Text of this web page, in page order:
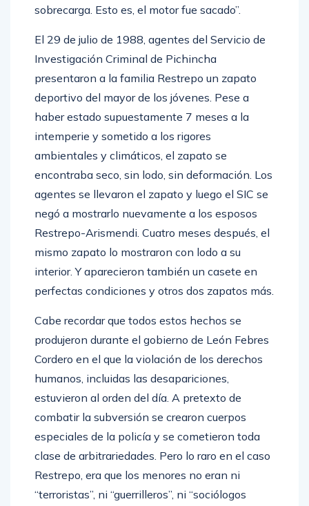
sobrecarga. Esto es, el motor fue sacado”.
El 29 de julio de 1988, agentes del Servicio de
Investigación Criminal de Pichincha
presentaron a la familia Restrepo un zapato
deportivo del mayor de los jóvenes. Pese a
haber estado supuestamente 7 meses a la
intemperie y sometido a los rigores
ambientales y climáticos, el zapato se
encontraba seco, sin lodo, sin deformación. Los
agentes se llevaron el zapato y luego el SIC se
negó a mostrarlo nuevamente a los esposos
Restrepo-Arismendi. Cuatro meses después, el
mismo zapato lo mostraron con lodo a su
interior. Y aparecieron también un casete en
perfectas condiciones y otros dos zapatos más.
Cabe recordar que todos estos hechos se
produjeron durante el gobierno de León Febres
Cordero en el que la violación de los derechos
humanos, incluidas las desapariciones,
estuvieron al orden del día. A pretexto de
combatir la subversión se crearon cuerpos
especiales de la policía y se cometieron toda
clase de arbitrariedades. Pero lo raro en el caso
Restrepo, era que los menores no eran ni
“terroristas”, ni “guerrilleros”, ni “sociólogos